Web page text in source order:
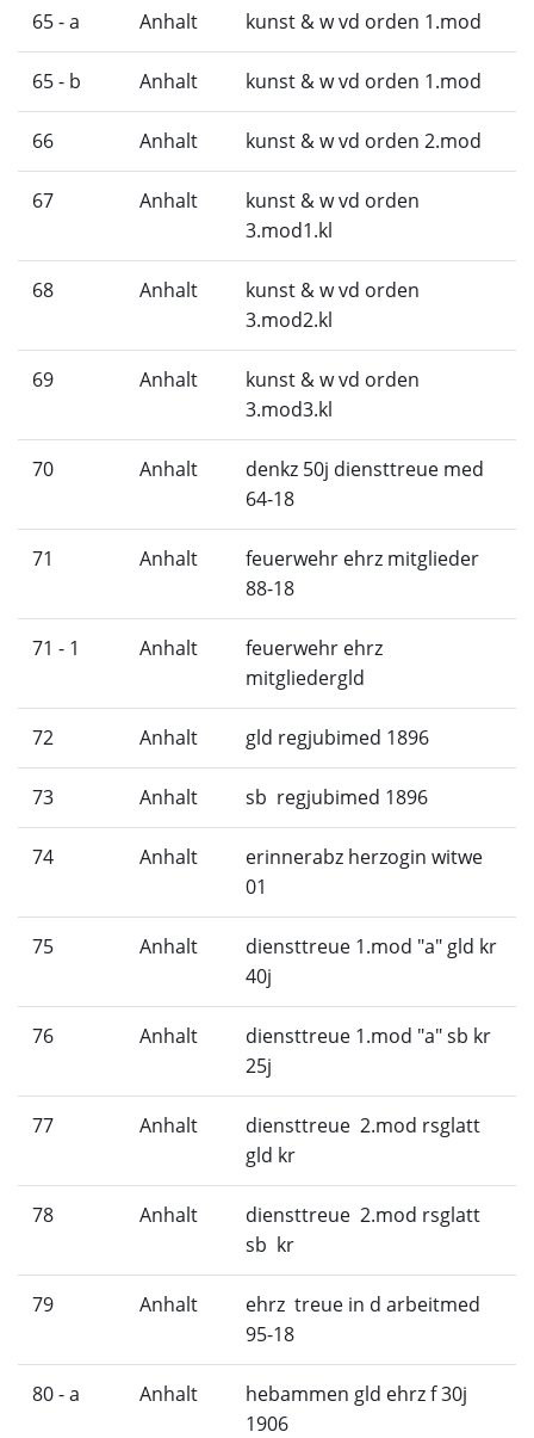
65 - a Anhalt kunst & w vd orden 1.mod
65 - b Anhalt kunst & w vd orden 1.mod
66 Anhalt kunst & w vd orden 2.mod
67 Anhalt
kunst & w vd orden
3.mod1.kl
68 Anhalt
kunst & w vd orden
3.mod2.kl
69 Anhalt
kunst & w vd orden
3.mod3.kl
70 Anhalt
denkz 50j diensttreue med
64-18
71 Anhalt
feuerwehr ehrz mitglieder
88-18
71 - 1 Anhalt
feuerwehr ehrz
mitgliedergld
72 Anhalt gld regjubimed 1896
73 Anhalt sb regjubimed 1896
74 Anhalt
erinnerabz herzogin witwe
01
75 Anhalt
diensttreue 1.mod "a" gld kr
40j
76 Anhalt
diensttreue 1.mod "a" sb kr
25j
77 Anhalt
diensttreue 2.mod rsglatt
gld kr
78 Anhalt
diensttreue 2.mod rsglatt
sb kr
79 Anhalt
ehrz treue in d arbeitmed
95-18
80 - a Anhalt
hebammen gld ehrz f 30j
1906